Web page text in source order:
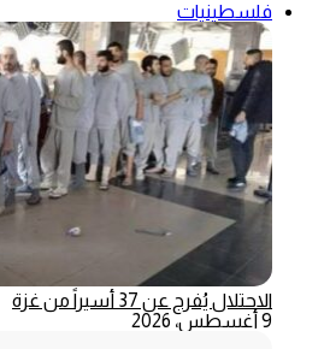
فلسطينيات
الاحتلال يُفرج عن 37 أسيراً من غزة
9 أغسطس، 2026